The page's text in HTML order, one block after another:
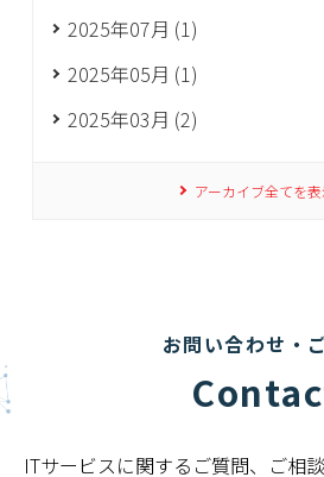
2025年07月 (1)
2025年05月 (1)
2025年03月 (2)
アーカイブ全てを
お問い合わせ・
ITサービスに関するご質問、ご相